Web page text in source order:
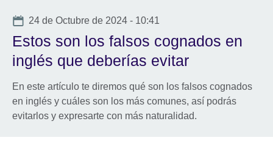
Date
24 de Octubre de 2024 - 10:41
Estos son los falsos cognados en
inglés que deberías evitar
En este artículo te diremos qué son los falsos cognados
en inglés y cuáles son los más comunes, así podrás
evitarlos y expresarte con más naturalidad.